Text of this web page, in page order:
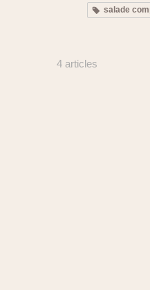
salade
4 articles